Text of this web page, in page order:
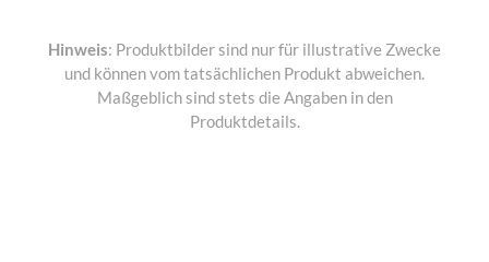
Hinweis: Produktbilder sind nur für illustrative Zwecke
und können vom tatsächlichen Produkt abweichen.
Maßgeblich sind stets die Angaben in den
Produktdetails.